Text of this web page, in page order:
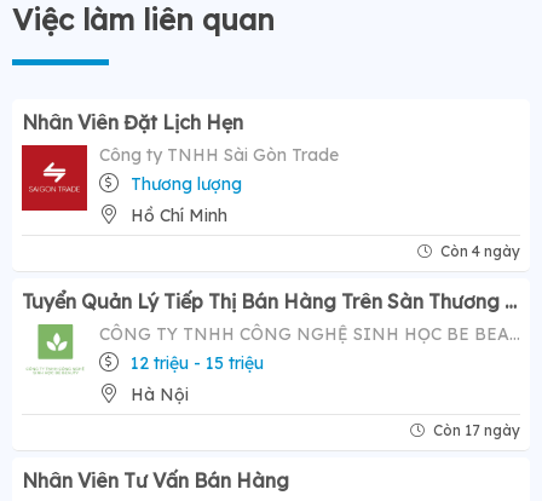
Việc làm liên quan
Nhân Viên Đặt Lịch Hẹn
Công ty TNHH Sài Gòn Trade
Thương lượng
Hồ Chí Minh
Còn 4 ngày
Tuyển Quản Lý Tiếp Thị Bán Hàng Trên Sàn Thương Mại Điện Tử ( Tiktok Shop)- Mức Lương Hấp Dẫn 12-20 Triệu
CÔNG TY TNHH CÔNG NGHỆ SINH HỌC BE BEAUTY
12 triệu - 15 triệu
Hà Nội
Còn 17 ngày
Nhân Viên Tư Vấn Bán Hàng